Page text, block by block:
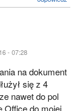
- 07:28
na dokument
się z 4
nawet do pol
Office do mojej